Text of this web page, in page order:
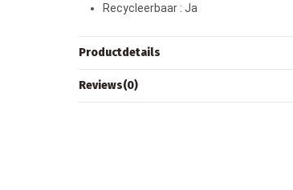
Recycleerbaar : Ja
Productdetails
Reviews(0)